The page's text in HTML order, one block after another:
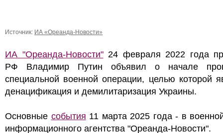
Источник: ИА «Ореанда-Новости»
ИА "Ореанда-Новости"24 февраля 2022 года
РФ Владимир Путин объявил о начале
специальной военной операции, целью которой
денацификация и демилитаризация Украины.
Основные события 11 марта 2025 года - в
информационного агентства "Ореанда-Новости".